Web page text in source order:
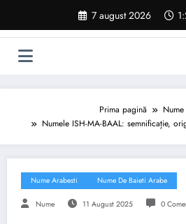
conținut
7 august 2026
Prima pagină
Numele ISH-MA-BAAL: semnificație,
Nume Arabesti Nume De Baieti Arabe
Nume 11 August 2025 0